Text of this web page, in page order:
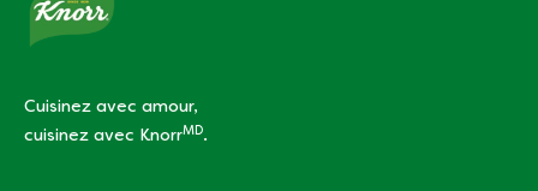
Cuisinez avec amour,
cuisinez avec KnorrMD.